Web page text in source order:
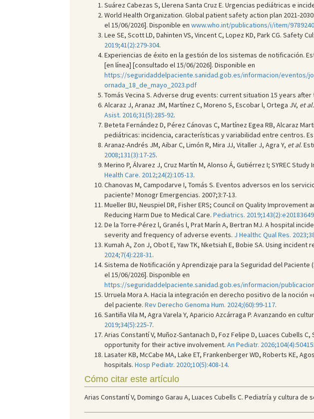
Suárez Cabezas S, Llerena Santa Cruz E. Urgencias pediátricas e
World Health Organization. Global patient safety action plan 2021-
el 15/06/2026]. Disponible en www.who.int/publications/i/item/
Lee SE, Scott LD, Dahinten VS, Vincent C, Lopez KD, Park CG.
2019;41(2):279-304.
Experiencias de éxito en la gestión de los sistemas de notificación.
[en línea] [consultado el 15/06/2026]. Disponible en
https://seguridaddelpaciente.sanidad.gob.es/informacion/eventos/
ornada_18_de_mayo_2023.pdf
Tomás Vecina S. Adverse drug events: current situation 15 years after
Alcaraz J, Aranaz JM, Martínez C, Moreno S, Escobar l, Ortega JV, et al.
Asist. 2016;31(5):285-92.
Beteta Fernández D, Pérez Cánovas C, Martínez Egea RB, Alcaraz
pediátricas: incidencia, características y variabilidad entre centros.
Aranaz-Andrés JM, Aibar C, Limón R, Mira JJ, Vitaller J, Agra Y, et al.
2008;131(3):17-25.
Merino P, Álvarez J, Cruz Martín M, Alonso Á, Gutiérrez I; SYREC
Health Care. 2012;24(2):105-13.
Chanovas M, Campodarve I, Tomás S. Eventos adversos en los
paciente? Monogr Emergencias. 2007;3:7-13.
Mueller BU, Neuspiel DR, Fisher ERS; Council on Quality
Reducing Harm Due to Medical Care. Pediatrics. 2019;143(2):e20183649
De la Torre-Pérez l, Granés l, Prat Marín A, Bertran MJ. A hospital
severity and frequency of adverse events. J Healthc Qual Res.
Kumah A, Zon J, Obot E, Yaw TK, Nketsiah E, Bobie SA. Using
2024;7(4):228-31.
Sistema de Notificación y Aprendizaje para la Seguridad del Paciente
el 15/06/2026]. Disponible en
https://seguridaddelpaciente.sanidad.gob.es/informacion/
Urruela Mora A. Hacia la integración en derecho positivo de la
del paciente. Rev Derecho Genoma Hum. 2024;(60):99-117.
Santiña Vila M, Agra Varela Y, Aparicio Azcárraga P. Avanzando en
2019;34(5):225-7.
Arias Constantí V, Muñoz-Santanach D, Foz Felipe D, Luaces Cubells
opportunity for their active involvement. An Pediatr.
Lasater KB, McCabe MA, Lake ET, Frankenberger WD, Roberts KE,
hospitals. Hosp Pediatr. 2020;10(5):408-14.
Cómo citar este artículo
Arias Constantí V, Domingo Garau A, Luaces Cubells C. Pediatría y cultura